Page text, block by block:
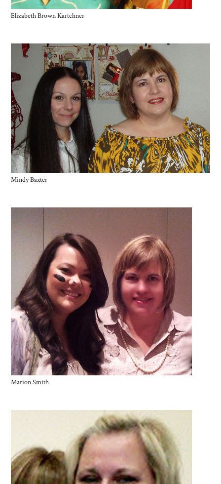
Elizabeth Brown Kartchner
Mindy Baxter
Marion Smith